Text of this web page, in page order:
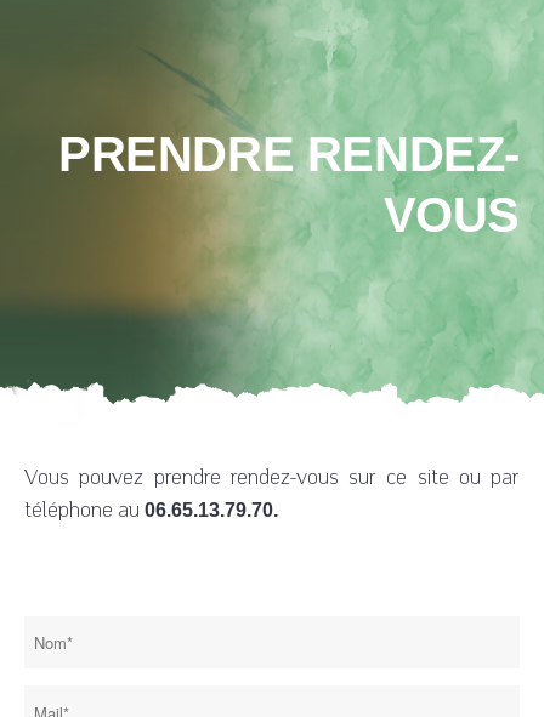
Julie Bledniak Sophrologue
PRENDRE RENDEZ-
VOUS
Vous pouvez prendre rendez-vous sur ce site ou par
téléphone au 06.65.13.79.70.